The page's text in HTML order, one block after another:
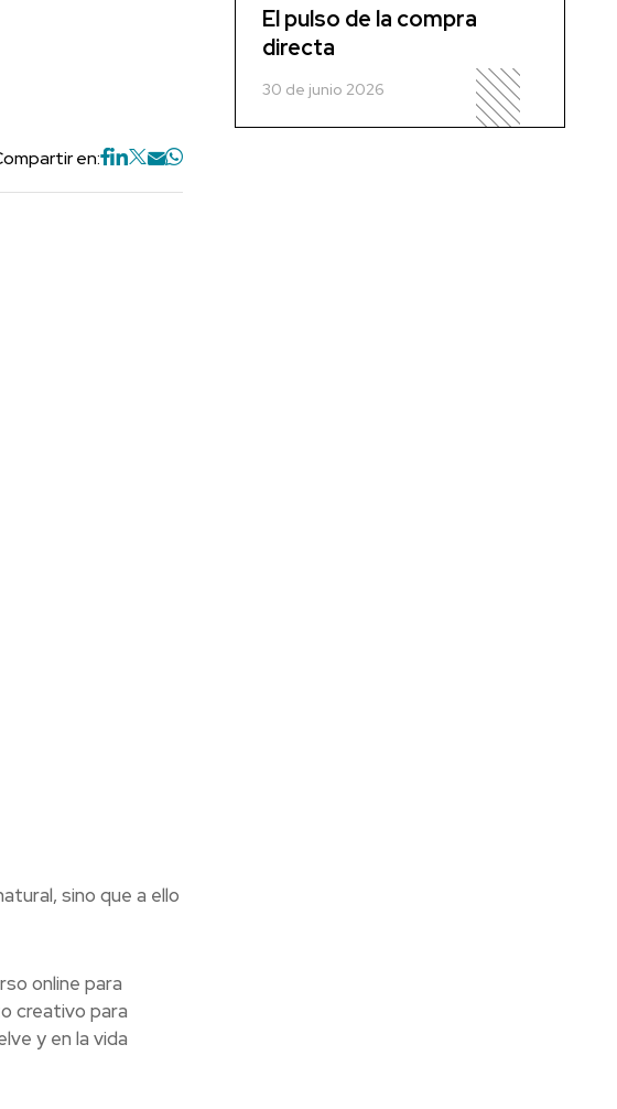
en:
sino que a ello
online para
creativo para
y en la vida
El pulso de la compra
directa
30 de junio 2026